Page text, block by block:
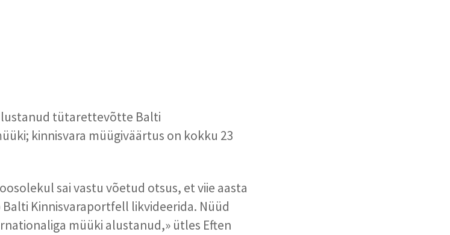
tütarettevõtte Balti
kinnisvara müügiväärtus on kokku 23
sai vastu võetud otsus, et viie aasta
Kinnisvaraportfell likvideerida. Nüüd
müüki alustanud,» ütles Eften